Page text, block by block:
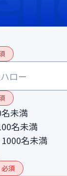
未満
名未満
名未満
必須